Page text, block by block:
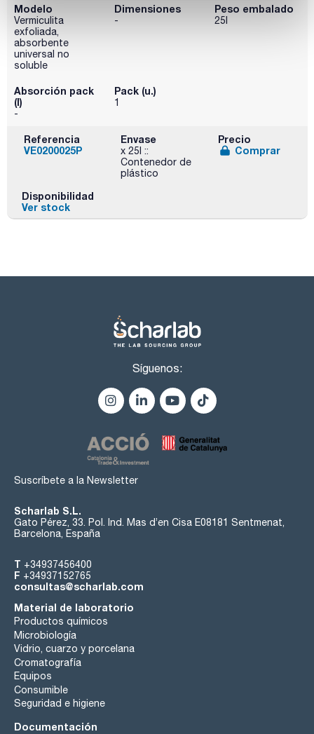
Modelo
Vermiculita
exfoliada,
absorbente
universal no
soluble
Dimensiones
-
Peso embalado
25l
Absorción pack
(l)
-
Pack (u.)
1
Referencia
VE0200025P
Envase
x 25l ::
Contenedor de
plástico
Precio
Comprar
Disponibilidad
Ver stock
Síguenos:
Suscríbete a la Newsletter
Scharlab S.L.
Gato Pérez, 33. Pol. Ind. Mas d’en Cisa E08181 Sentmenat,
Barcelona, España
T +34937456400
F +34937152765
consultas@scharlab.com
Material de laboratorio
Productos químicos
Microbiología
Vidrio, cuarzo y porcelana
Cromatografía
Equipos
Consumible
Seguridad e higiene
Documentación